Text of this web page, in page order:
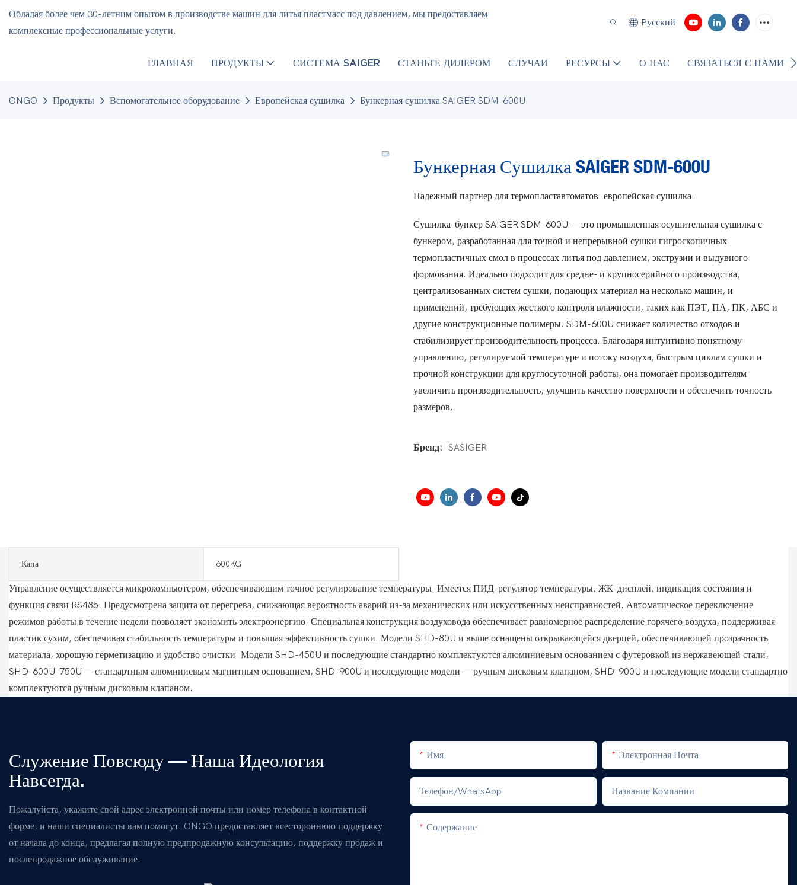
Обладая более чем 30-летним опытом в производстве машин для литья пластмасс под давлением, мы предоставляем
комплексные профессиональные услуги.
Pусский
ГЛАВНАЯ ПРОДУКТЫ СИСТЕМА SAIGER СТАНЬТЕ ДИЛЕРОМ СЛУЧАИ РЕСУРСЫ О НАС СВЯЗАТЬСЯ С НАМИ
ONGO Продукты Вспомогательное оборудование Европейская сушилка Бункерная сушилка SAIGER SDM-600U
Бункерная Сушилка SAIGER SDM-600U
Надежный партнер для термопластавтоматов: европейская сушилка.
Сушилка-бункер SAIGER SDM-600U — это промышленная осушительная сушилка с
бункером, разработанная для точной и непрерывной сушки гигроскопичных
термопластичных смол в процессах литья под давлением, экструзии и выдувного
формования. Идеально подходит для средне- и крупносерийного производства,
централизованных систем сушки, подающих материал на несколько машин, и
применений, требующих жесткого контроля влажности, таких как ПЭТ, ПА, ПК, АБС и
другие конструкционные полимеры. SDM-600U снижает количество отходов и
стабилизирует производительность процесса. Благодаря интуитивно понятному
управлению, регулируемой температуре и потоку воздуха, быстрым циклам сушки и
прочной конструкции для круглосуточной работы, она помогает производителям
увеличить производительность, улучшить качество поверхности и обеспечить точность
размеров.
Бренд: SASIGER
Капа 600KG
Управление осуществляется микрокомпьютером, обеспечивающим точное регулирование температуры. Имеется ПИД-регулятор температуры, ЖК-дисплей, индикация состояния и
функция связи RS485. Предусмотрена защита от перегрева, снижающая вероятность аварий из-за механических или искусственных неисправностей. Автоматическое переключение
режимов работы в течение недели позволяет экономить электроэнергию. Специальная конструкция воздуховода обеспечивает равномерное распределение горячего воздуха, поддерживая
пластик сухим, обеспечивая стабильность температуры и повышая эффективность сушки. Модели SHD-80U и выше оснащены открывающейся дверцей, обеспечивающей прозрачность
материала, хорошую герметизацию и удобство очистки. Модели SHD-450U и последующие стандартно комплектуются алюминиевым основанием с футеровкой из нержавеющей стали,
SHD-600U-750U — стандартным алюминиевым магнитным основанием, SHD-900U и последующие модели — ручным дисковым клапаном, SHD-900U и последующие модели стандартно
комплектуются ручным дисковым клапаном.
Служение Повсюду — Наша Идеология
Навсегда.
Пожалуйста, укажите свой адрес электронной почты или номер телефона в контактной
форме, и наши специалисты вам помогут. ONGO предоставляет всестороннюю поддержку
от начала до конца, предлагая полную предпродажную консультацию, поддержку продаж и
послепродажное обслуживание.
Имя Электронная Почта
Телефон/WhatsApp Название Компании
Содержание